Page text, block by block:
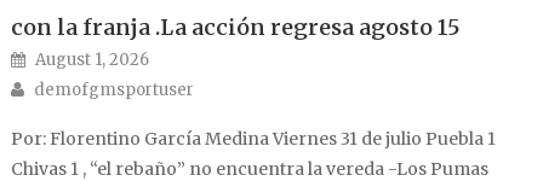
con la franja .La acción regresa agosto 15
Posted on
August 1, 2026
Author
demofgmsportuser
Por: Florentino García Medina Viernes 31 de julio Puebla 1
Chivas 1 , “el rebaño” no encuentra la vereda -Los Pumas